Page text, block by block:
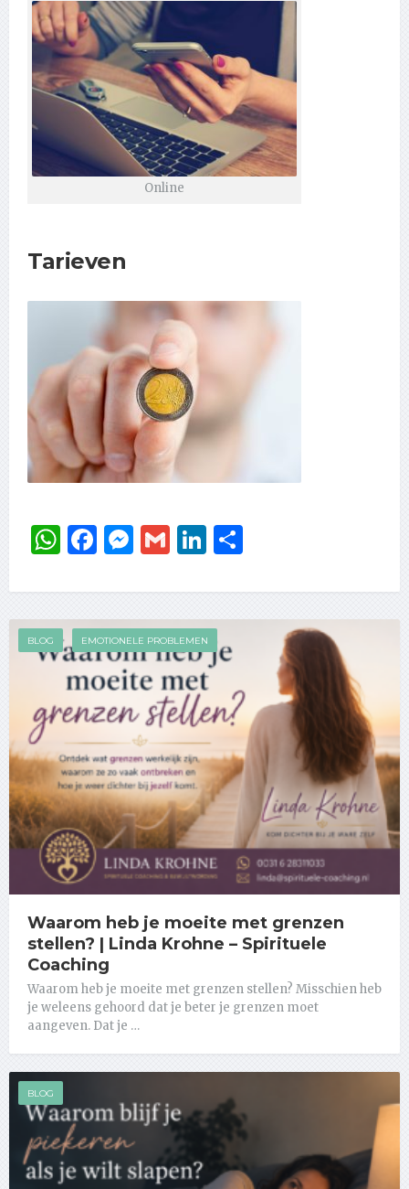
Online
Tarieven
WhatsApp
Facebook
Messenger
GmailLinkedIn
BLOG EMOTIONELE PROBLEMEN
Waarom heb je moeite met grenzen
stellen? | Linda Krohne – Spirituele
Coaching
Waarom heb je moeite met grenzen stellen? Misschien heb
je weleens gehoord dat je beter je grenzen moet
aangeven. Dat je …
BLOG